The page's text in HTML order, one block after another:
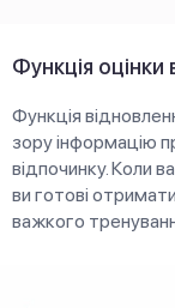
Функція оцінки
Функція
зору інформацію
відпочинку. Коли
ви готові
важкого